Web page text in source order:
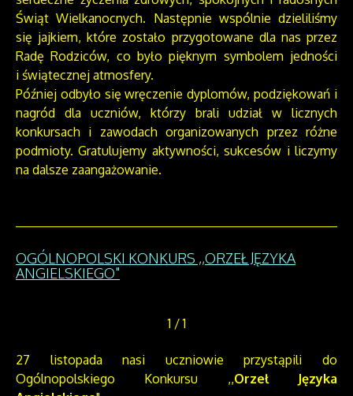
Świąt Wielkanocnych. Następnie wspólnie dzieliliśmy
się jajkiem, które zostało przygotowane dla nas przez
Radę Rodziców, co było pięknym symbolem jedności
i świątecznej atmosfery.
Później odbyło się wręczenie dyplomów, podziękowań i
nagród dla uczniów, którzy brali udział w licznych
konkursach i zawodach organizowanych przez różne
podmioty. Gratulujemy aktywności, sukcesów i liczymy
na dalsze zaangażowanie.
OGÓLNOPOLSKI KONKURS ,,ORZEŁ JĘZYKA
ANGIELSKIEGO"
1/1
27 listopada nasi uczniowie przystąpili do
Ogólnopolskiego Konkursu ,,Orzeł Języka